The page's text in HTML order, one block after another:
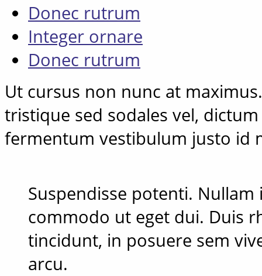
Donec rutrum
Integer ornare
Donec rutrum
Ut cursus non nunc at
tristique sed sodales vel,
fermentum vestibulum justo id
Suspendisse potenti.
commodo ut eget dui. Duis
tincidunt, in posuere sem
arcu.